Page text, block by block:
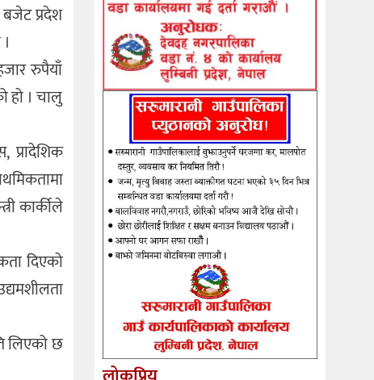
प्रदेश
रुपैयाँ
हो । चालु
प्रादेशिक
कार्कीले
दिएको
लिएको छ